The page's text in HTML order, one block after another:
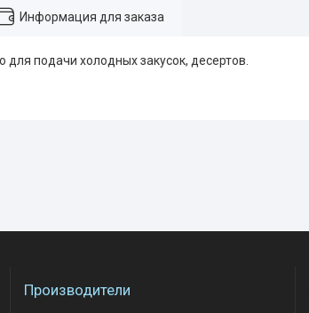
Информация для заказа
подачи холодных закусок, десертов.
Производители